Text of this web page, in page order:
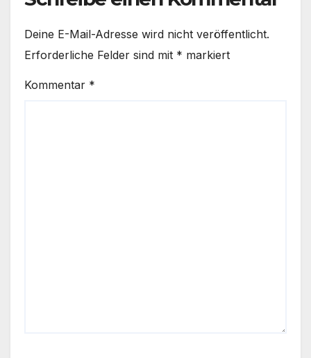
Deine E-Mail-Adresse wird nicht veröffentlicht.
Erforderliche Felder sind mit * markiert
Kommentar *